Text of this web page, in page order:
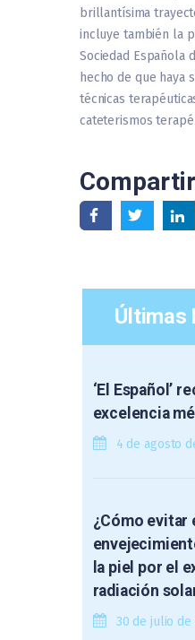
brillantísima
incluye también la
Sociedad Española
hecho de que haya
técnicas
cateterismos
Últimas
‘El Español’
excelencia
4 de agosto
¿Cómo evitar
la piel por el
radiación
30 de julio de